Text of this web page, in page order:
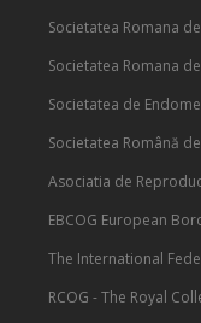
Societatea Romana
Societatea Romana
Societatea de
Societatea Română
Asociatia de
EBCOG European
The International
RCOG - The Royal